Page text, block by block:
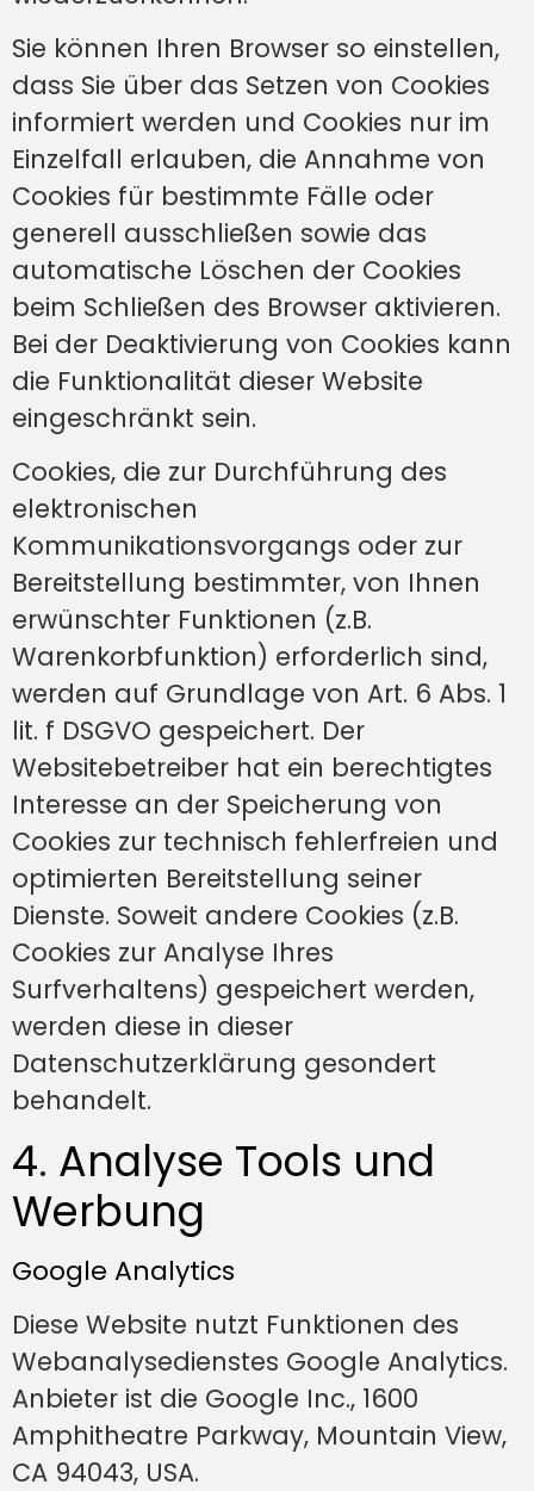
Sie können Ihren Browser so einstellen,
dass Sie über das Setzen von Cookies
informiert werden und Cookies nur im
Einzelfall erlauben, die Annahme von
Cookies für bestimmte Fälle oder
generell ausschließen sowie das
automatische Löschen der Cookies
beim Schließen des Browser aktivieren.
Bei der Deaktivierung von Cookies kann
die Funktionalität dieser Website
eingeschränkt sein.
Cookies, die zur Durchführung des
elektronischen
Kommunikationsvorgangs oder zur
Bereitstellung bestimmter, von Ihnen
erwünschter Funktionen (z.B.
Warenkorbfunktion) erforderlich sind,
werden auf Grundlage von Art. 6 Abs. 1
lit. f DSGVO gespeichert. Der
Websitebetreiber hat ein berechtigtes
Interesse an der Speicherung von
Cookies zur technisch fehlerfreien und
optimierten Bereitstellung seiner
Dienste. Soweit andere Cookies (z.B.
Cookies zur Analyse Ihres
Surfverhaltens) gespeichert werden,
werden diese in dieser
Datenschutzerklärung gesondert
behandelt.
4. Analyse Tools und
Werbung
Google Analytics
Diese Website nutzt Funktionen des
Webanalysedienstes Google Analytics.
Anbieter ist die Google Inc., 1600
Amphitheatre Parkway, Mountain View,
CA 94043, USA.